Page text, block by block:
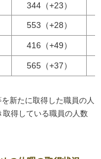
344（+23）
553（+28）
416（+49）
565（+37）
新たに取得した職員の人
得している職員の人数